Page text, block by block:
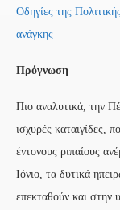
Οδηγίες της
ανάγκης
Πρόγνωση
Πιο αναλυτικά, την
ισχυρές καταιγίδες,
έντονους ριπαίους
Ιόνιο, τα δυτικά
επεκταθούν και στην